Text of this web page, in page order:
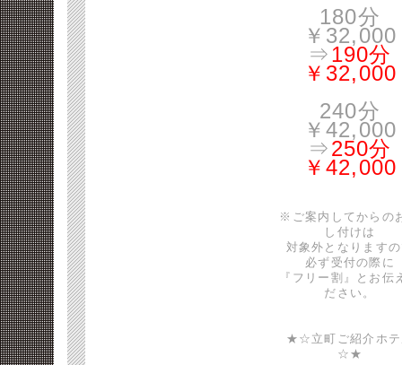
180分
￥32,000
⇒190分
￥32,000
240分
￥42,000
⇒250分
￥42,000
※ご案内してからの
し付けは
対象外となります
必ず受付の際に
『フリー割』とお伝
ださい。
★☆立町ご紹介ホ
☆★